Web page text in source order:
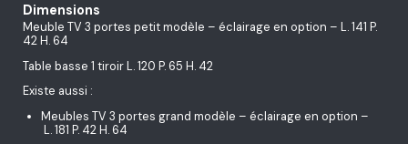
Dimensions
Meuble TV 3 portes petit modèle – éclairage en option – L. 141 P.
42 H. 64
Table basse 1 tiroir L. 120 P. 65 H. 42
Existe aussi :
Meubles TV 3 portes grand modèle – éclairage en option –
L. 181 P. 42 H. 64